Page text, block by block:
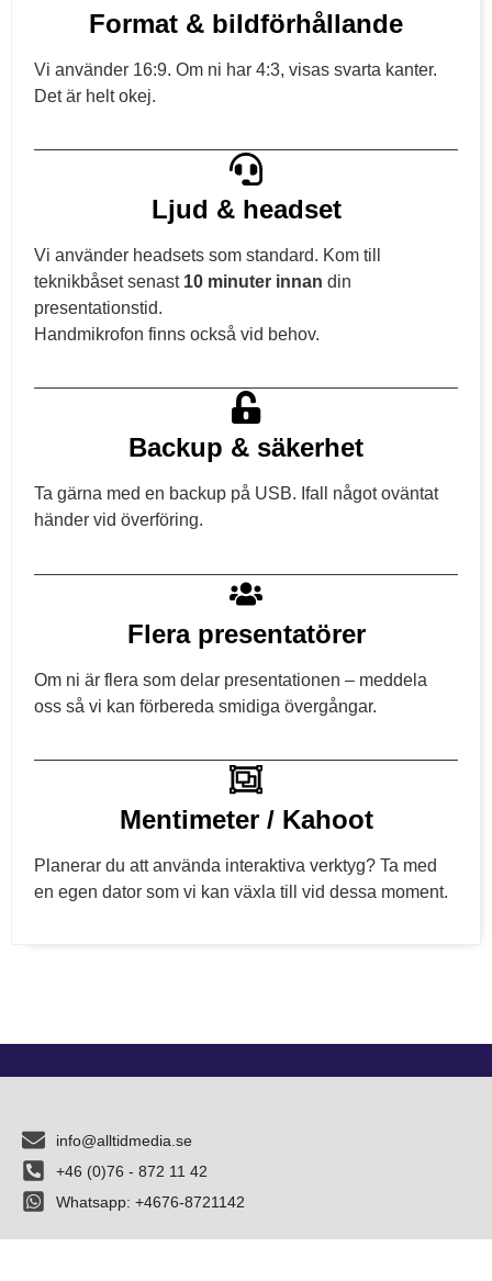
Format & bildförhållande
Vi använder 16:9. Om ni har 4:3, visas svarta kanter.
Det är helt okej.
Ljud & headset
Vi använder headsets som standard. Kom till
teknikbåset senast 10 minuter innan din
presentationstid.
Handmikrofon finns också vid behov.
Backup & säkerhet
Ta gärna med en backup på USB. Ifall något oväntat
händer vid överföring.
Flera presentatörer
Om ni är flera som delar presentationen – meddela
oss så vi kan förbereda smidiga övergångar.
Mentimeter / Kahoot
Planerar du att använda interaktiva verktyg? Ta med
en egen dator som vi kan växla till vid dessa moment.
info@alltidmedia.se
+46 (0)76 - 872 11 42
Whatsapp: +4676-8721142